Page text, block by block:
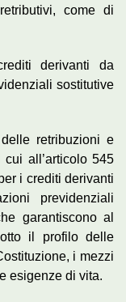
come di
derivanti da
sostitutive
retribuzioni e
all’articolo 545
i crediti derivanti
previdenziali
garantiscono al
il profilo delle
i mezzi
esigenze di vita.